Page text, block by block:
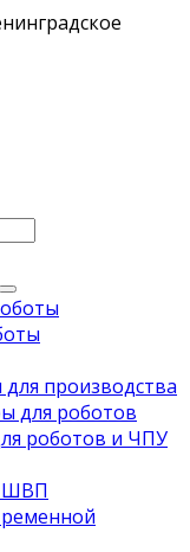
производства
для роботов
роботов и ЧПУ
ШВП